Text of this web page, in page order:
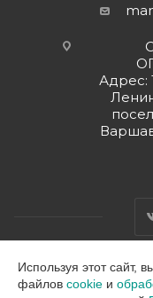
Адрес:
Используя этот сайт,
файлов cookie и